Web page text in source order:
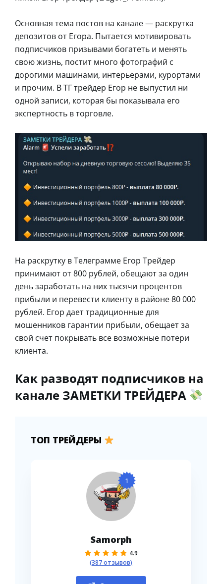
Основная тема постов на канале — раскрутка
депозитов от Егора. Пытается мотивировать
подписчиков призывами богатеть и менять
свою жизнь, постит много фотографий с
дорогими машинами, интерьерами, курортами
и прочим. В ТГ трейдер Егор не выпустил ни
одной записи, которая бы показывала его
экспертность в торговле.
На раскрутку в Телеграмме Егор Трейдер
принимают от 800 рублей, обещают за один
день заработать на них тысячи процентов
прибыли и перевести клиенту в районе 80 000
рублей. Егор дает традиционные для
мошенников гарантии прибыли, обещает за
свой счет покрывать все возможные потери
клиента.
Как разводят подписчиков на
канале ЗАМЕТКИ ТРЕЙДЕРА
ТОП ТРЕЙДЕРЫ
1
Samorph
4.9
(387 отзывов)